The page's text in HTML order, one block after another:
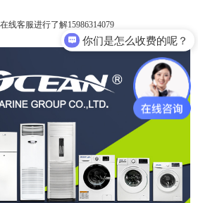
线客服进行了解15986314079
你们是怎么收费的呢？